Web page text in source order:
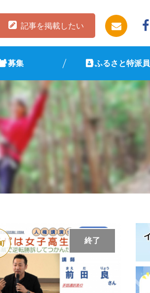
記事を掲載したい
募集 ふるさと特派員
終了